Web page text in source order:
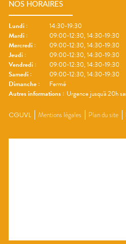
NOS HORAIRES
Lundi :
14:30-19:30
Mardi :
09:00-12:30, 14:30-19:30
Mercredi :
09:00-12:30, 14:30-19:30
Jeudi :
09:00-12:30, 14:30-19:30
Vendredi :
09:00-12:30, 14:30-19:30
Samedi :
09:00-12:30, 14:30-19:30
Dimanche :
Fermé
Autres informations : Urgence jusqu'à 20h
CGUVL Mentions légales Plan du site